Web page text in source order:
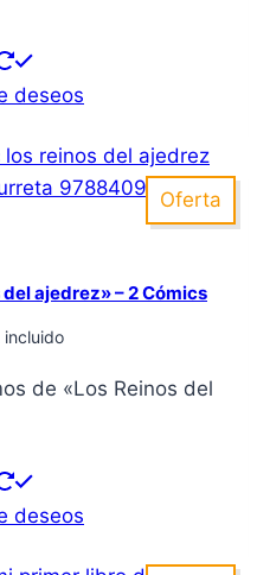
deseos
Oferta
ajedrez» – 2 Cómics
€.
incluido
de «Los Reinos del
deseos